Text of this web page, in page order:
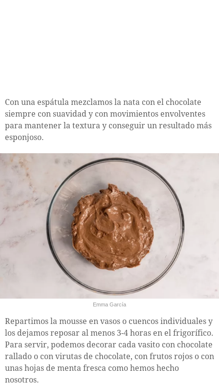
Con una espátula mezclamos la nata con el chocolate
siempre con suavidad y con movimientos envolventes
para mantener la textura y conseguir un resultado más
esponjoso.
Emma García
Repartimos la mousse en vasos o cuencos individuales y
los dejamos reposar al menos 3-4 horas en el frigorífico.
Para servir, podemos decorar cada vasito con chocolate
rallado o con virutas de chocolate, con frutos rojos o con
unas hojas de menta fresca como hemos hecho
nosotros.